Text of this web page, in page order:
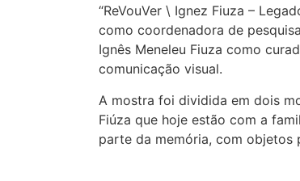
“ReVouVer \ Ignez Fiuza –
como coordenadora de
Ignês Meneleu Fiuza como
comunicação visual.
A mostra foi dividida em dois
Fiúza que hoje estão com a
parte da memória, com objetos